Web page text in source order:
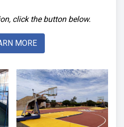
click the button below.
MORE